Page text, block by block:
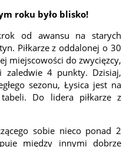
roku było blisko!
od awansu na starych
Piłkarze z oddalonej o 30
miejscowości do zwycięzcy,
zaledwie 4 punkty. Dzisiaj,
sezonu, Łysica jest na
Do lidera piłkarze z
sobie nieco ponad 2
między innymi dobrze